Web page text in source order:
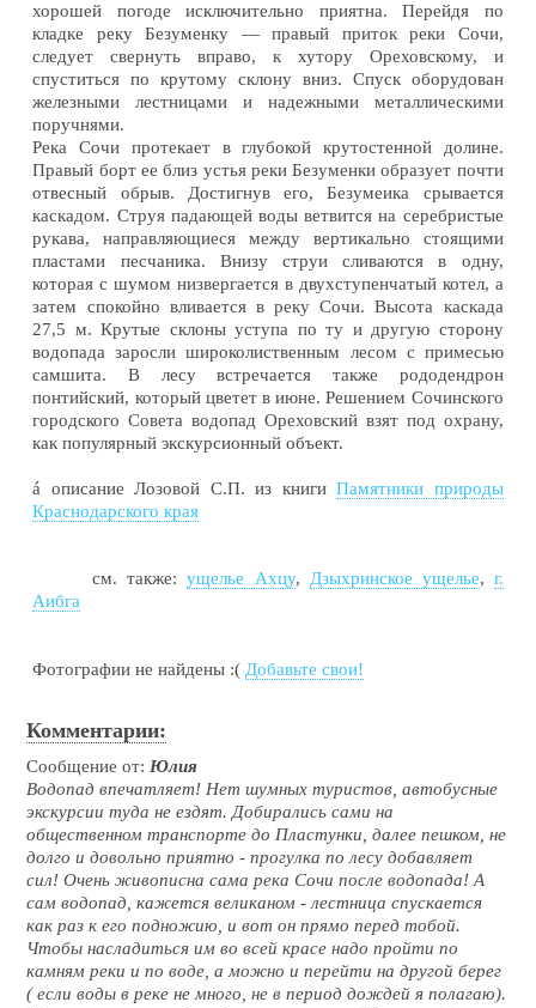
хорошей погоде исключительно приятна. Перейдя по
кладке реку Безуменку — правый приток реки Сочи,
следует свернуть вправо, к хутору Ореховскому, и
спуститься по крутому склону вниз. Спуск оборудован
железными лестницами и надежными металлическими
поручнями.
Река Сочи протекает в глубокой крутостенной долине.
Правый борт ее близ устья реки Безуменки образует почти
отвесный обрыв. Достигнув его, Безумеика срывается
каскадом. Струя падающей воды ветвится на серебристые
рукава, направляющиеся между вертикально стоящими
пластами песчаника. Внизу струи сливаются в одну,
которая с шумом низвергается в двухступенчатый котел, а
затем спокойно вливается в реку Сочи. Высота каскада
27,5 м. Крутые склоны уступа по ту и другую сторону
водопада заросли широколиственным лесом с примесью
самшита. В лесу встречается также рододендрон
понтийский, который цветет в июне. Решением Сочинского
городского Совета водопад Ореховский взят под охрану,
как популярный экскурсионный объект.
á описание Лозовой С.П. из книгиПамятники природы
Краснодарского края
см. также:ущелье Ахцу, Дзыхринское ущелье, г.
Аибга
Фотографии не найдены :( Добавьте свои!
Комментарии:
Сообщение от:Юлия
Водопад впечатляет! Нет шумных туристов, автобусные
экскурсии туда не ездят. Добирались сами на
общественном транспорте до Пластунки, далее пешком, не
долго и довольно приятно - прогулка по лесу добавляет
сил! Очень живописна сама река Сочи после водопада! А
сам водопад, кажется великаном - лестница спускается
как раз к его подножию, и вот он прямо перед тобой.
Чтобы насладиться им во всей красе надо пройти по
камням реки и по воде, а можно и перейти на другой берег
( если воды в реке не много, не в период дождей я полагаю).